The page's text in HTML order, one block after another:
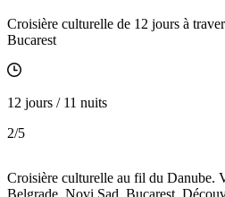
Croisière culturelle de 12 jours à
Bucarest
12 jours / 11 nuits
2/5
Croisière culturelle au fil du Danube.
Belgrade, Novi Sad, Bucarest.